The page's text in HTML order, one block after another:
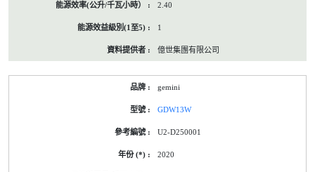
2.40
1
億世集團有限公司
gemini
GDW13W
U2-D250001
2020